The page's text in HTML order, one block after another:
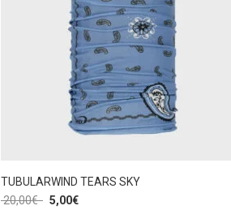
TUBULARWIND TEARS SKY
20,00€ 5,00€